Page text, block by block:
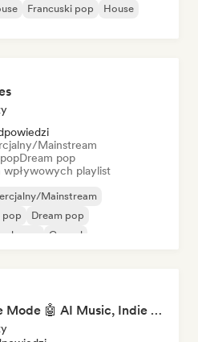
Francuski pop House
Mainstream
Dream pop
playlist
Mainstream
pop
Dream pop
house Gospel
Pop Machine Mode 🤖 AI Music, Indie Pop & Dream Pop